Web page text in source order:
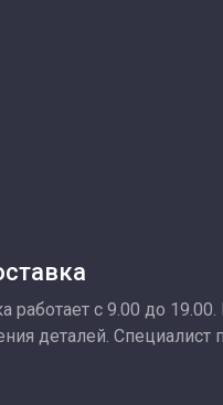
работает с 9.00 до
деталей.